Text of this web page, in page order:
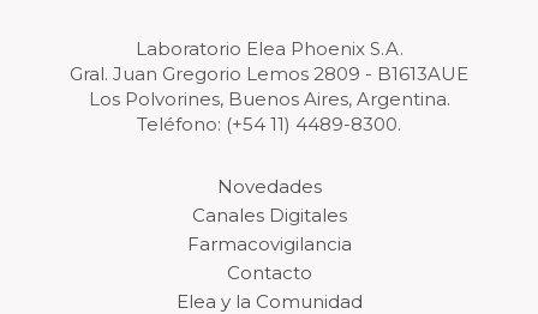
Laboratorio Elea Phoenix S.A.
Gral. Juan Gregorio Lemos 2809 - B1613AUE
Los Polvorines, Buenos Aires, Argentina.
Teléfono: (+54 11) 4489-8300.
Novedades
Canales Digitales
Farmacovigilancia
Contacto
Elea y la Comunidad